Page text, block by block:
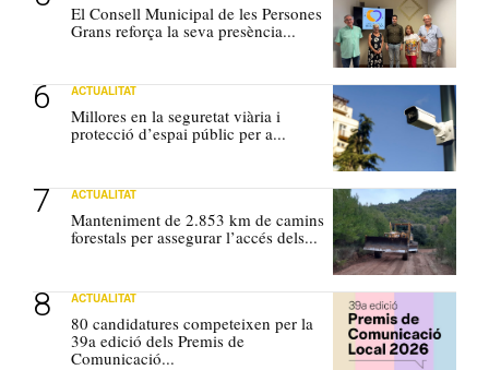
El Consell Municipal de les Persones
Grans reforça la seva presència...
ACTUALITAT
Millores en la seguretat viària i
protecció d’espai públic per a...
ACTUALITAT
Manteniment de 2.853 km de camins
forestals per assegurar l’accés dels...
ACTUALITAT
80 candidatures competeixen per la
39a edició dels Premis de
Comunicació...